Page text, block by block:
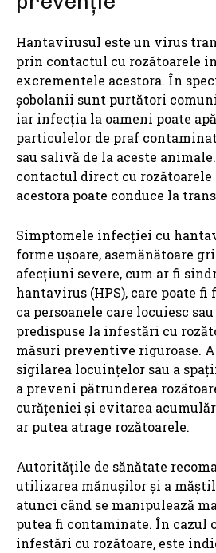
Hantavirusul este un virus
prin contactul cu rozătoarele
excrementele acestora. În
șobolanii sunt purtători
iar infecția la oameni poate
particulelor de praf
sau salivă de la aceste
contactul direct cu rozătoarele
acestora poate conduce la
Simptomele infecției cu
forme ușoare, asemănătoare
afecțiuni severe, cum ar fi
hantavirus (HPS), care poate fi
ca persoanele care locuiesc
predispuse la infestări cu
măsuri preventive riguroase.
sigilarea locuințelor sau a
a preveni pătrunderea
curățeniei și evitarea
ar putea atrage rozătoarele.
Autoritățile de sănătate
utilizarea mănușilor și a
atunci când se manipulează
putea fi contaminate. În cazul
infestări cu rozătoare, este